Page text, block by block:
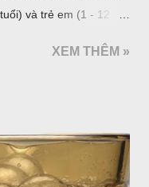
hiểm ‘chết